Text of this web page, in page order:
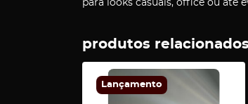
para looks casuais, office ou até
produtos relacionados
Lançamento